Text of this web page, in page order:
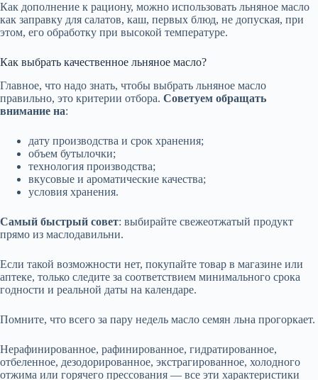
Как дополнение к рациону, можно использовать льняное масло
как заправку для салатов, каш, первых блюд, не допуская, при
этом, его обработку при высокой температуре.
Как выбрать качественное льняное масло?
Главное, что надо знать, чтобы выбрать льняное масло
правильно, это критерии отбора. Советуем обращать
внимание на:
дату производства и срок хранения;
объем бутылочки;
технология производства;
вкусовые и ароматические качества;
условия хранения.
Самый быстрый совет: выбирайте свежеотжатый продукт
прямо из маслодавильни.
Если такой возможности нет, покупайте товар в магазине или
аптеке, только следите за соответствием минимального срока
годности и реальной даты на календаре.
Помните, что всего за пару недель масло семян льна прогоркает.
Нерафинированное, рафинированное, гидратированное,
отбеленное, дезодорированное, экстрагированное, холодного
отжима или горячего прессования — все эти характеристики